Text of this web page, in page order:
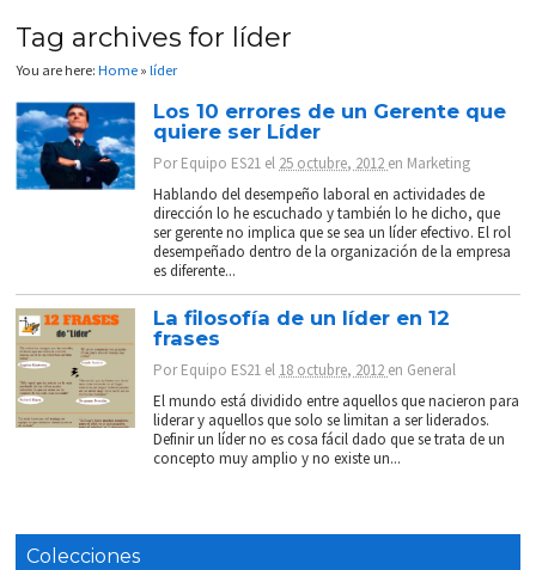
Tag archives for líder
You are here:Home »líder
Los 10 errores de un Gerente que
quiere ser Líder
PorEquipo ES21 el 25 octubre, 2012 en Marketing
Hablando del desempeño laboral en actividades de
dirección lo he escuchado y también lo he dicho, que
ser gerente no implica que se sea un líder efectivo. El rol
desempeñado dentro de la organización de la empresa
es diferente...
La filosofía de un líder en 12
frases
PorEquipo ES21 el 18 octubre, 2012 en General
El mundo está dividido entre aquellos que nacieron para
liderar y aquellos que solo se limitan a ser liderados.
Definir un líder no es cosa fácil dado que se trata de un
concepto muy amplio y no existe un...
Colecciones